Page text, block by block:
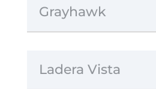
Grayhawk
Ladera Vista